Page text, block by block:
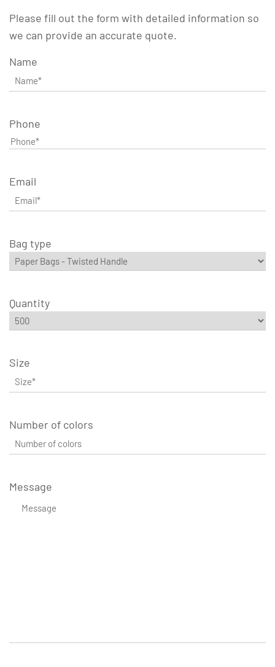
Please fill out the form with detailed information so
we can provide an accurate quote.
Name
Phone
Email
Bag type
Quantity
Size
Number of colors
Message